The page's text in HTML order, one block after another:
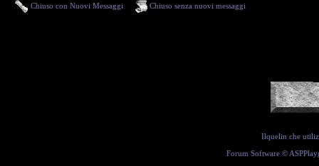
Chiuso con Nuovi Messaggi Chiuso senza nuovi messaggi
Ilquelin che
Forum Software ©